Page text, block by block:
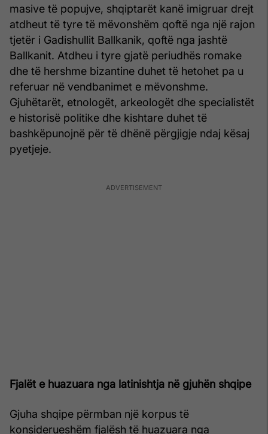
masive të popujve, shqiptarët kanë imigruar drejt
atdheut të tyre të mëvonshëm qoftë nga një rajon
tjetër i Gadishullit Ballkanik, qoftë nga jashtë
Ballkanit. Atdheu i tyre gjatë periudhës romake
dhe të hershme bizantine duhet të hetohet pa u
referuar në vendbanimet e mëvonshme.
Gjuhëtarët, etnologët, arkeologët dhe specialistët
e historisë politike dhe kishtare duhet të
bashkëpunojnë për të dhënë përgjigje ndaj kësaj
pyetjeje.
Fjalët e huazuara nga latinishtja në gjuhën shqipe
Gjuha shqipe përmban një korpus të
konsiderueshëm fjalësh të huazuara nga